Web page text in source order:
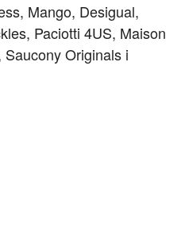
Mango, Desigual,
Paciotti 4US, Maison
Originals i